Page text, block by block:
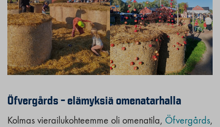
Öfvergårds – elämyksiä omenatarhalla
Kolmas vierailukohteemme oli omenatila, Öfvergårds,